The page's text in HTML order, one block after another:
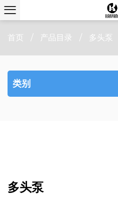
首页 / 产品目录 / 多头泵
类别
多头泵